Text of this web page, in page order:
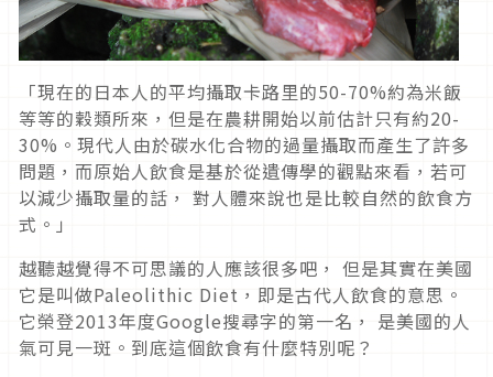
「現在的日本人的平均攝取卡路里的50-70%約為米飯
等等的穀類所來，但是在農耕開始以前估計只有約20-
30%。現代人由於碳水化合物的過量攝取而產生了許多
問題，而原始人飲食是基於從遺傳學的觀點來看，若可
以減少攝取量的話， 對人體來說也是比較自然的飲食方
式。」
越聽越覺得不可思議的人應該很多吧， 但是其實在美國
它是叫做Paleolithic Diet，即是古代人飲食的意思。
它榮登2013年度Google搜尋字的第一名， 是美國的人
氣可見一斑。到底這個飲食有什麼特別呢？